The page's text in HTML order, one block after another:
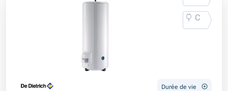
C
Durée de vie